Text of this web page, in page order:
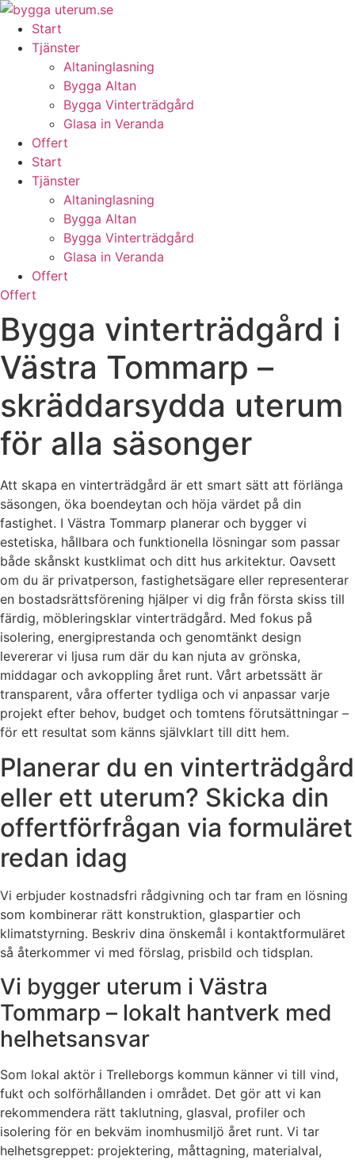
Skip
content
Start
Tjänster
Altaninglasning
Bygga Altan
Bygga Vinterträdgård
Glasa in Veranda
Offert
Start
Tjänster
Altaninglasning
Bygga Altan
Bygga Vinterträdgård
Glasa in Veranda
Offert
Offert
Bygga vinterträdgård i
Västra Tommarp –
skräddarsydda uterum
för alla säsonger
Att skapa en vinterträdgård är ett smart sätt att förlänga
säsongen, öka boendeytan och höja värdet på din
fastighet. I Västra Tommarp planerar och bygger vi
estetiska, hållbara och funktionella lösningar som passar
både skånskt kustklimat och ditt hus arkitektur. Oavsett
om du är privatperson, fastighetsägare eller representerar
en bostadsrättsförening hjälper vi dig från första skiss till
färdig, möbleringsklar vinterträdgård. Med fokus på
isolering, energiprestanda och genomtänkt design
levererar vi ljusa rum där du kan njuta av grönska,
middagar och avkoppling året runt. Vårt arbetssätt är
transparent, våra offerter tydliga och vi anpassar varje
projekt efter behov, budget och tomtens förutsättningar –
för ett resultat som känns självklart till ditt hem.
Planerar du en vinterträdgård
eller ett uterum? Skicka din
offertförfrågan via formuläret
redan idag
Vi erbjuder kostnadsfri rådgivning och tar fram en lösning
som kombinerar rätt konstruktion, glaspartier och
klimatstyrning. Beskriv dina önskemål i kontaktformuläret
så återkommer vi med förslag, prisbild och tidsplan.
Vi bygger uterum i Västra
Tommarp – lokalt hantverk med
helhetsansvar
Som lokal aktör i Trelleborgs kommun känner vi till vind,
fukt och solförhållanden i området. Det gör att vi kan
rekommendera rätt taklutning, glasval, profiler och
isolering för en bekväm inomhusmiljö året runt. Vi tar
helhetsgreppet: projektering, måttagning, materialval,